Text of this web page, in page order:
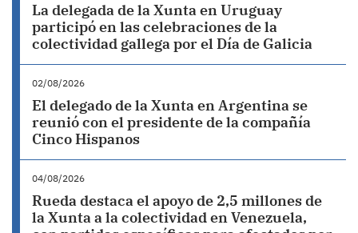
La delegada de la Xunta en Uruguay
participó en las celebraciones de la
colectividad gallega por el Día de Galicia
02/08/2026
El delegado de la Xunta en Argentina se
reunió con el presidente de la compañía
Cinco Hispanos
04/08/2026
Rueda destaca el apoyo de 2,5 millones de
la Xunta a la colectividad en Venezuela,